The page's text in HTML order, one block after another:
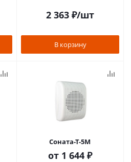
2 363 ₽/шт
В корзину
Соната-Т-5М
от 1 644 ₽